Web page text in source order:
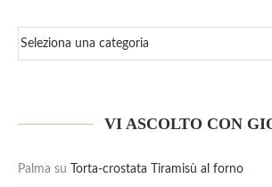
VI ASCOLTO CON
Palma su Torta-crostata Tiramisù al forno